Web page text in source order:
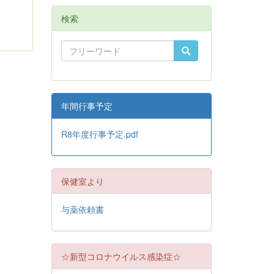
検索
年間行事予定
R8年度行事予定.pdf
保健室より
与薬依頼書
☆新型コロナウイルス感染症☆